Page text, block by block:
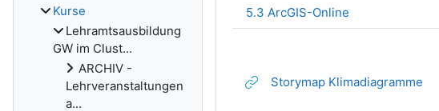
5.3 ArcGIS-Online
Storymap Klimadiagramme
Kurse
Lehramtsausbildung
GW im Clust...
ARCHIV -
Lehrveranstaltungen
a...